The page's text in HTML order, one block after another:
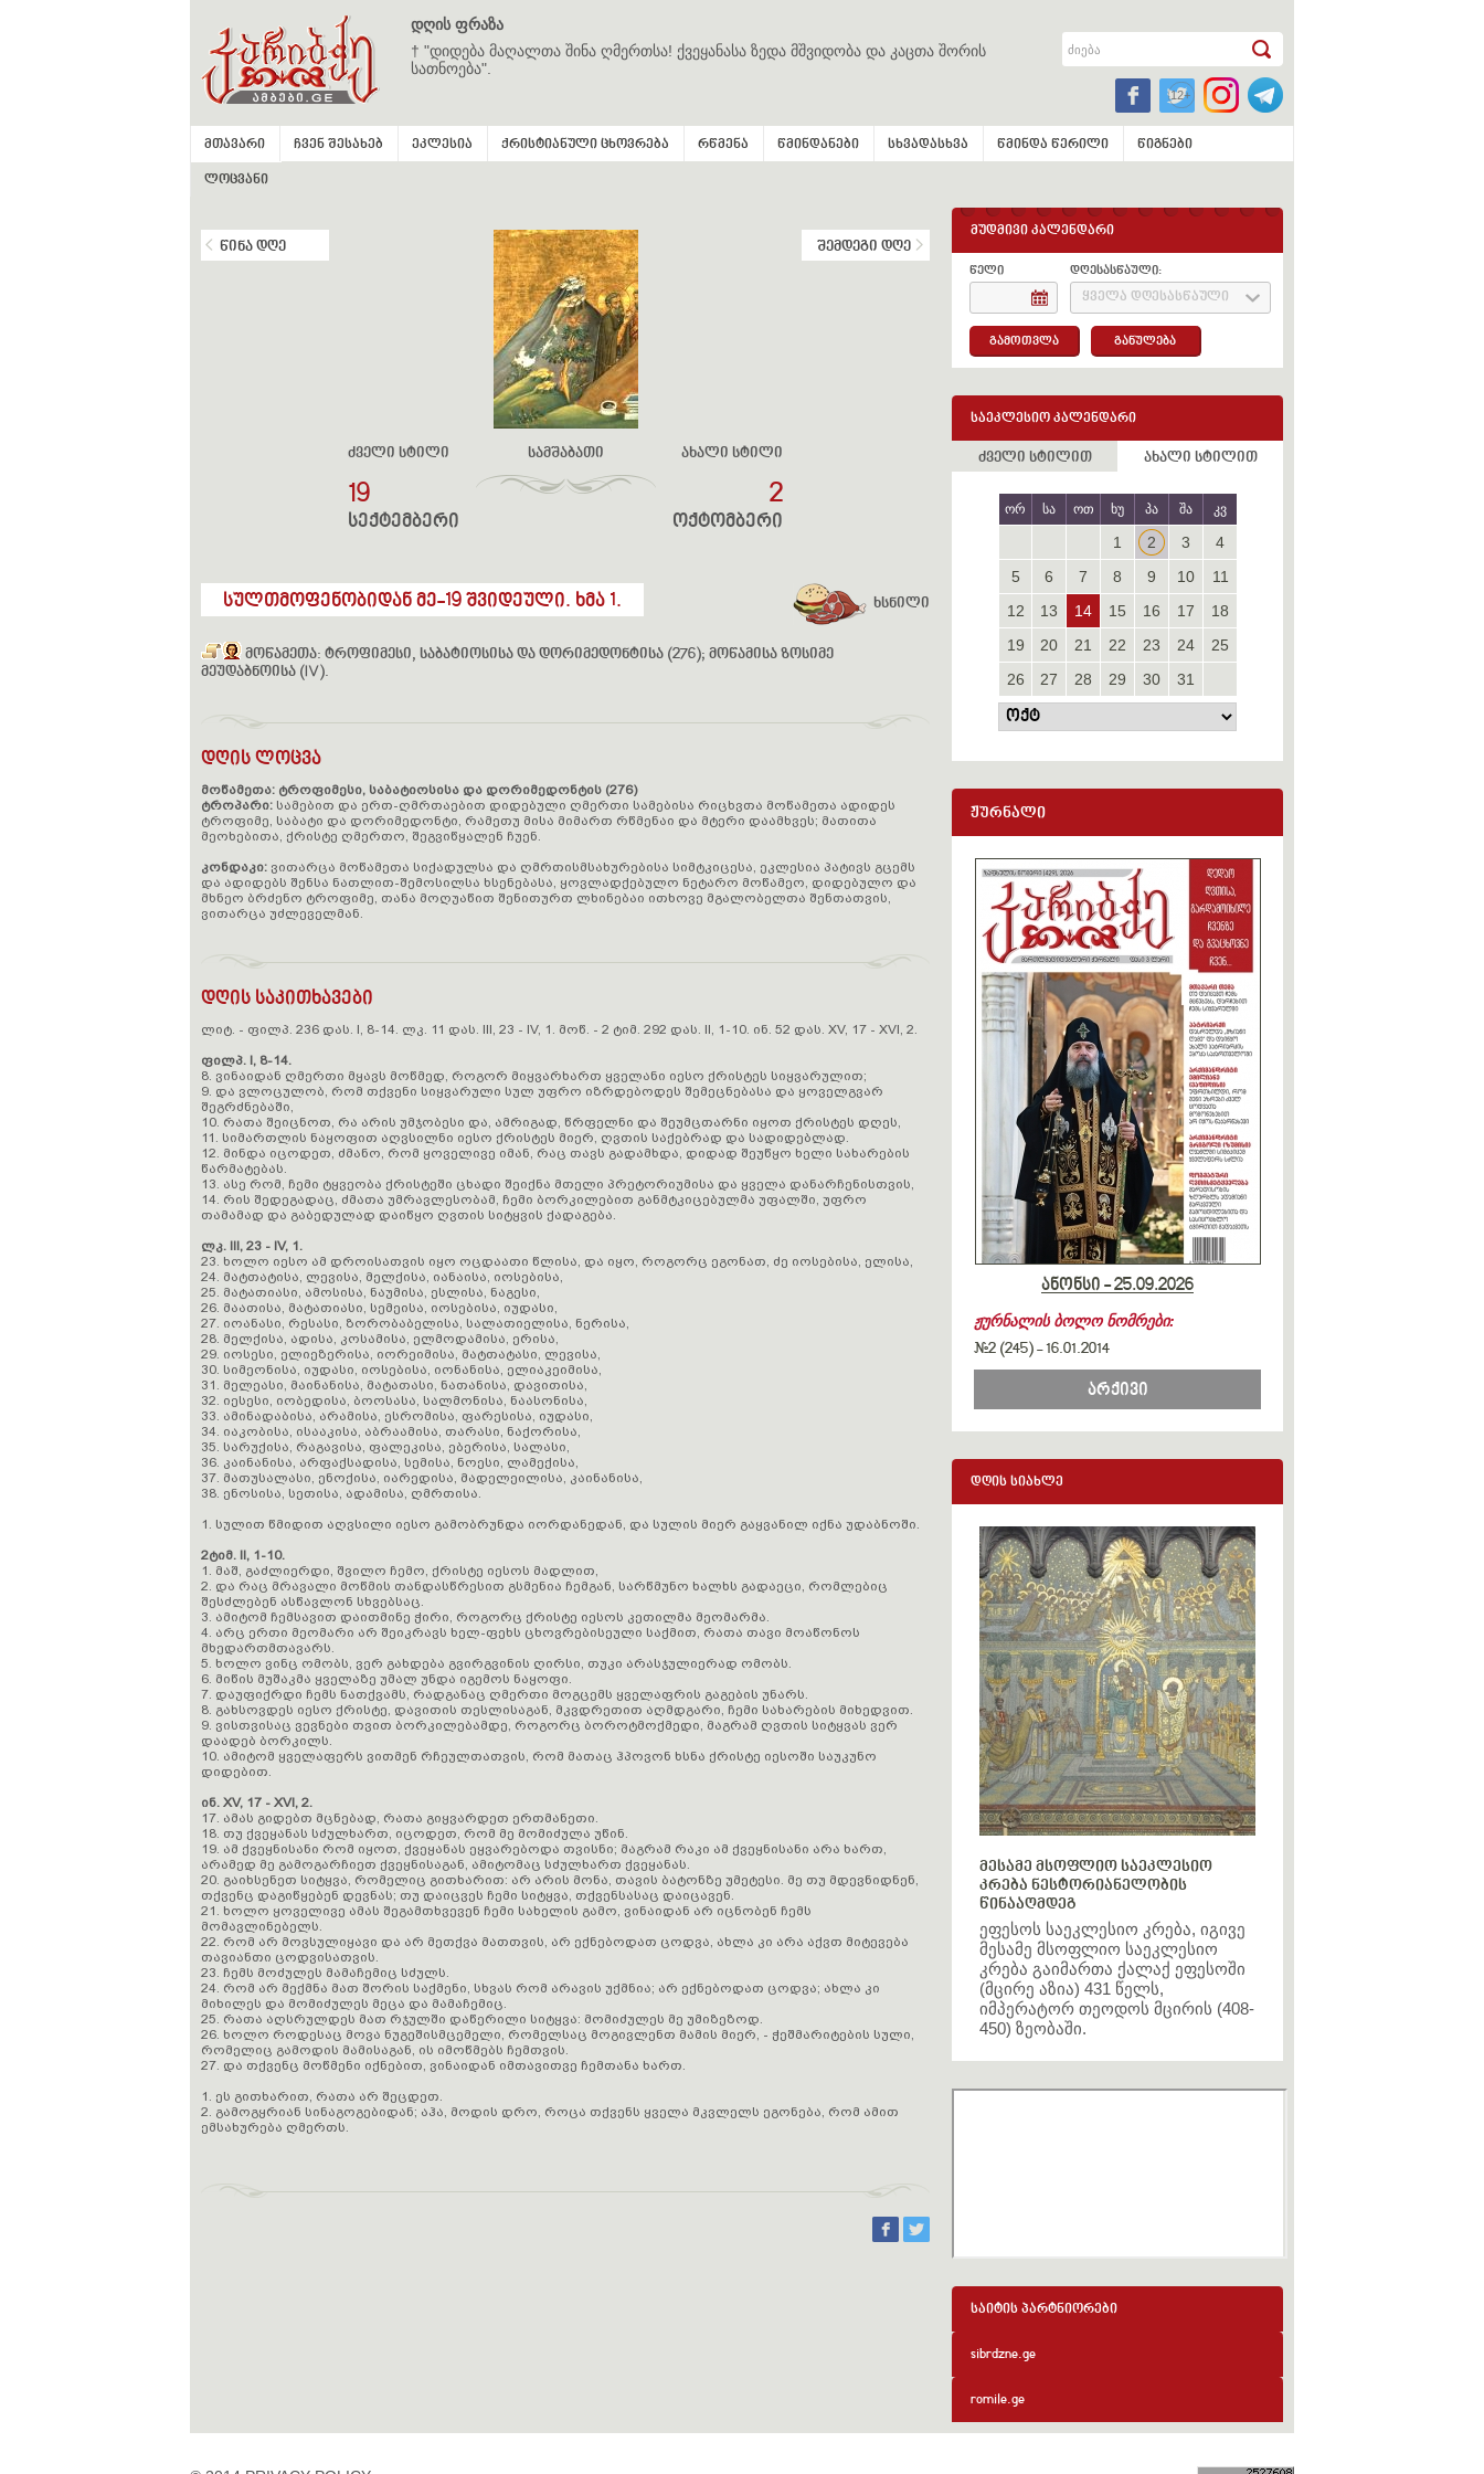
დღის ფრაზა
† "დიდება მაღალთა შინა ღმერთსა! ქვეყანასა ზედა მშვიდობა და კაცთა შორის
სათნოება".
მთავარი ჩვენ შესახებ ეკლესია ქრისტიანული ცხოვრება რწმენა წმინდანები სხვადასხვა წმინდა წერილი წიგნები
ლოცვანი
წინა დღე შემდეგი დღე
ძველი სტილი
19
სექტემბერი
სამშაბათი ახალი სტილი
2
ოქტომბერი
სულთმოფენობიდან მე-19 შვიდეული. ხმა 1. ხსნილი
მოწამეთა: ტროფიმესი, საბატიოსისა და დორიმედონტისა (276); მოწამისა ზოსიმე
მეუდაბნოისა (IV).
დღის ლოცვა
მოწამეთა: ტროფიმესი, საბატიოსისა და დორიმედონტის (276)
ტროპარი: სამებით და ერთ-ღმრთაებით დიდებული ღმერთი სამებისა რიცხვთა მოწამეთა ადიდეს
ტროფიმე, საბატი და დორიმედონტი, რამეთუ მისა მიმართ რწმენაი და მტერი დაამხვეს; მათითა
მეოხებითა, ქრისტე ღმერთო, შეგვიწყალენ ჩუენ.
კონდაკი: ვითარცა მოწამეთა სიქადულსა და ღმრთისმსახურებისა სიმტკიცესა, ეკლესია პატივს გცემს
და ადიდებს შენსა ნათლით-შემოსილსა ხსენებასა, ყოვლადქებულო ნეტარო მოწამეო, დიდებულო და
მხნეო ბრძენო ტროფიმე, თანა მოღუაწით შენითურთ ლხინებაი ითხოვე მგალობელთა შენთათვის,
ვითარცა უძლეველმან.
დღის საკითხავები
ლიტ. - ფილპ. 236 დას. I, 8-14. ლკ. 11 დას. III, 23 - IV, 1. მოწ. - 2 ტიმ. 292 დას. II, 1-10. ინ. 52 დას. XV, 17 - XVI, 2.
ფილპ. I, 8-14.
8. ვინაიდან ღმერთი მყავს მოწმედ, როგორ მიყვარხართ ყველანი იესო ქრისტეს სიყვარულით;
9. და ვლოცულობ, რომ თქვენი სიყვარული სულ უფრო იზრდებოდეს შემეცნებასა და ყოველგვარ
შეგრძნებაში,
10. რათა შეიცნოთ, რა არის უმჯობესი და, ამრიგად, წრფელნი და შეუმცთარნი იყოთ ქრისტეს დღეს,
11. სიმართლის ნაყოფით აღვსილნი იესო ქრისტეს მიერ, ღვთის საქებრად და სადიდებლად.
12. მინდა იცოდეთ, ძმანო, რომ ყოველივე იმან, რაც თავს გადამხდა, დიდად შეუწყო ხელი სახარების
წარმატებას.
13. ასე რომ, ჩემი ტყვეობა ქრისტეში ცხადი შეიქნა მთელი პრეტორიუმისა და ყველა დანარჩენისთვის,
14. რის შედეგადაც, ძმათა უმრავლესობამ, ჩემი ბორკილებით განმტკიცებულმა უფალში, უფრო
თამამად და გაბედულად დაიწყო ღვთის სიტყვის ქადაგება.
ლკ. III, 23 - IV, 1.
23. ხოლო იესო ამ დროისათვის იყო ოცდაათი წლისა, და იყო, როგორც ეგონათ, ძე იოსებისა, ელისა,
24. მატთატისა, ლევისა, მელქისა, იანაისა, იოსებისა,
25. მატათიასი, ამოსისა, ნაუმისა, ესლისა, ნაგესი,
26. მაათისა, მატათიასი, სემეისა, იოსებისა, იუდასი,
27. იოანასი, რესასი, ზორობაბელისა, სალათიელისა, ნერისა,
28. მელქისა, ადისა, კოსამისა, ელმოდამისა, ერისა,
29. იოსესი, ელიეზერისა, იორეიმისა, მატთატასი, ლევისა,
30. სიმეონისა, იუდასი, იოსებისა, იონანისა, ელიაკეიმისა,
31. მელეასი, მაინანისა, მატათასი, ნათანისა, დავითისა,
32. იესესი, იობედისა, ბოოსასა, სალმონისა, ნაასონისა,
33. ამინადაბისა, არამისა, ესრომისა, ფარესისა, იუდასი,
34. იაკობისა, ისააკისა, აბრაამისა, თარასი, ნაქორისა,
35. სარუქისა, რაგავისა, ფალეკისა, ებერისა, სალასი,
36. კაინანისა, არფაქსადისა, სემისა, ნოესი, ლამექისა,
37. მათუსალასი, ენოქისა, იარედისა, მადელეილისა, კაინანისა,
38. ენოსისა, სეთისა, ადამისა, ღმრთისა.
1. სულით წმიდით აღვსილი იესო გამობრუნდა იორდანედან, და სულის მიერ გაყვანილ იქნა უდაბნოში.
2ტიმ. II, 1-10.
1. მაშ, გაძლიერდი, შვილო ჩემო, ქრისტე იესოს მადლით,
2. და რაც მრავალი მოწმის თანდასწრესით გსმენია ჩემგან, სარწმუნო ხალხს გადაეცი, რომლებიც
შესძლებენ ასწავლონ სხვებსაც.
3. ამიტომ ჩემსავით დაითმინე ჭირი, როგორც ქრისტე იესოს კეთილმა მეომარმა.
4. არც ერთი მეომარი არ შეიკრავს ხელ-ფეხს ცხოვრებისეული საქმით, რათა თავი მოაწონოს
მხედართმთავარს.
5. ხოლო ვინც ომობს, ვერ გახდება გვირგვინის ღირსი, თუკი არასჯულიერად ომობს.
6. მიწის მუშაკმა ყველაზე უმალ უნდა იგემოს ნაყოფი.
7. დაუფიქრდი ჩემს ნათქვამს, რადგანაც ღმერთი მოგცემს ყველაფრის გაგების უნარს.
8. გახსოვდეს იესო ქრისტე, დავითის თესლისაგან, მკვდრეთით აღმდგარი, ჩემი სახარების მიხედვით.
9. ვისთვისაც ვევნები თვით ბორკილებამდე, როგორც ბოროტმოქმედი, მაგრამ ღვთის სიტყვას ვერ
დაადებ ბორკილს.
10. ამიტომ ყველაფერს ვითმენ რჩეულთათვის, რომ მათაც ჰპოვონ ხსნა ქრისტე იესოში საუკუნო
დიდებით.
ინ. XV, 17 - XVI, 2.
17. ამას გიდებთ მცნებად, რათა გიყვარდეთ ერთმანეთი.
18. თუ ქვეყანას სძულხართ, იცოდეთ, რომ მე მომიძულა უწინ.
19. ამ ქვეყნისანი რომ იყოთ, ქვეყანას ეყვარებოდა თვისნი; მაგრამ რაკი ამ ქვეყნისანი არა ხართ,
არამედ მე გამოგარჩიეთ ქვეყნისაგან, ამიტომაც სძულხართ ქვეყანას.
20. გაიხსენეთ სიტყვა, რომელიც გითხარით: არ არის მონა, თავის ბატონზე უმეტესი. მე თუ მდევნიდნენ,
თქვენც დაგიწყებენ დევნას; თუ დაიცვეს ჩემი სიტყვა, თქვენსასაც დაიცავენ.
21. ხოლო ყოველივე ამას შეგამთხვევენ ჩემი სახელის გამო, ვინაიდან არ იცნობენ ჩემს
მომავლინებელს.
22. რომ არ მოვსულიყავი და არ მეთქვა მათთვის, არ ექნებოდათ ცოდვა, ახლა კი არა აქვთ მიტევება
თავიანთი ცოდვისათვის.
23. ჩემს მოძულეს მამაჩემიც სძულს.
24. რომ არ მექმნა მათ შორის საქმენი, სხვას რომ არავის უქმნია; არ ექნებოდათ ცოდვა; ახლა კი
მიხილეს და მომიძულეს მეცა და მამაჩემიც.
25. რათა აღსრულდეს მათ რჯულში დაწერილი სიტყვა: მომიძულეს მე უმიზეზოდ.
26. ხოლო როდესაც მოვა ნუგეშისმცემელი, რომელსაც მოგივლენთ მამის მიერ, - ჭეშმარიტების სული,
რომელიც გამოდის მამისაგან, ის იმოწმებს ჩემთვის.
27. და თქვენც მოწმენი იქნებით, ვინაიდან იმთავითვე ჩემთანა ხართ.
1. ეს გითხარით, რათა არ შეცდეთ.
2. გამოგყრიან სინაგოგებიდან; აჰა, მოდის დრო, როცა თქვენს ყველა მკვლელს ეგონება, რომ ამით
ემსახურება ღმერთს.
მუდმივი კალენდარი
წელი დღესასწაული:
ყველა დღესასწაული
გამოთვლა განულება
საეკლესიო კალენდარი
ძველი სტილით ახალი სტილით
ორ სა ოთ ხუ პა შა კვ
1 2 3
4
5
6 7 8 9 10
11
12
13 14 15 16 17
18
19
20 21 22 23 24
25
26
27 28 29 30 31
ჟურნალი
ანონსი - 25.09.2026
ჟურნალის ბოლო ნომრები:
#2 (245)-16.01.2014
არქივი
დღის სიახლე
მესამე მსოფლიო საეკლესიო
კრება ნესტორიანელობის
წინააღმდეგ
ეფესოს საეკლესიო კრება, იგივე
მესამე მსოფლიო საეკლესიო
კრება გაიმართა ქალაქ ეფესოში
(მცირე აზია) 431 წელს,
იმპერატორ თეოდოს მცირის (408-
450) ზეობაში.
საიტის პარტნიორები
sibrdzne.ge
romile.ge